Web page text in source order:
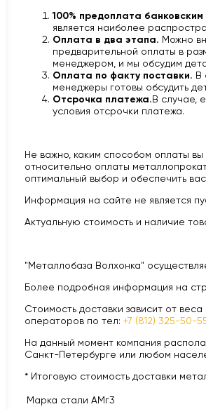
100% предоплата
является наиболее
Оплата в два этапа. Можно
предварительной оплаты в
менеджером, и мы обсудим
Оплата по факту поставки. В
менеджеры готовы обсудить
Отсрочка платежа. В случае,
условия отсрочки платежа.
Не важно, каким способом оплаты вы
относительно оплаты
оптимальный выбор и обеспечить
Информация на сайте не является
Актуальную стоимость и наличие
"Металлобаза Волхонка"
Более подробная информация на
Стоимость доставки зависит от
операторов по тел: +7 (812) 325-50-
На данный момент компания
Санкт-Петербурге или любом
* Итоговую стоимость доставки
Марка стали АМг3